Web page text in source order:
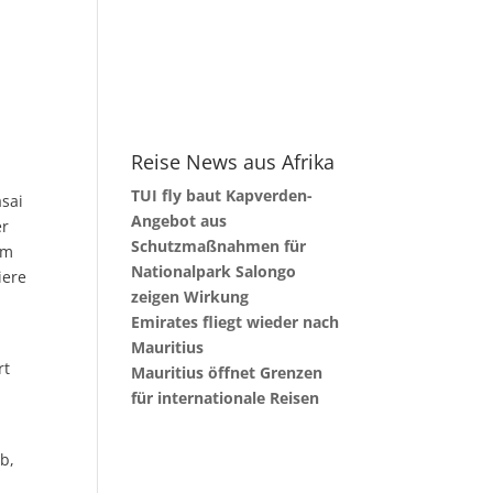
Reise News aus Afrika
TUI fly baut Kapverden-
Angebot aus
Schutzmaßnahmen für
Nationalpark Salongo
zeigen Wirkung
Emirates fliegt wieder nach
Mauritius
Mauritius öffnet Grenzen
für internationale Reisen